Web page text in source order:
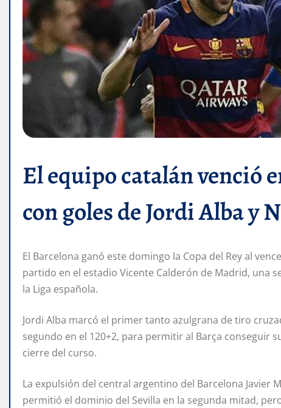
El equipo catalán venció
con goles de Jordi Alba y
El Barcelona ganó este domingo la Copa del Rey al
partido en el estadio Vicente Calderón de Madrid, una
la Liga española.
Jordi Alba marcó el primer tanto azulgrana de tiro
segundo en el 120+2, para permitir al Barça conseguir
cierre del curso.
La expulsión del central argentino del Barcelona Javier
permitió el dominio del Sevilla en la segunda mitad,